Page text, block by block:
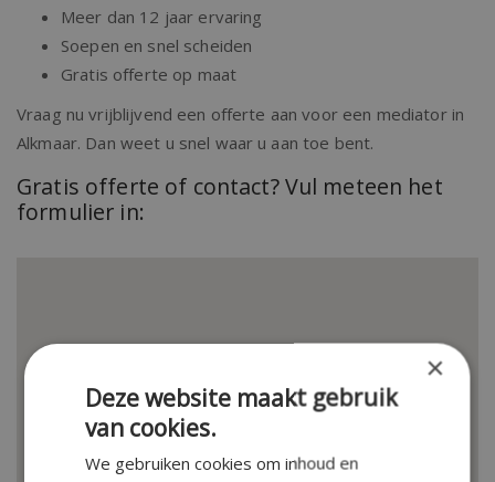
Meer dan 12 jaar ervaring
Soepen en snel scheiden
Gratis offerte op maat
Vraag nu vrijblijvend een offerte aan voor een mediator in
Alkmaar. Dan weet u snel waar u aan toe bent.
Gratis offerte of contact? Vul meteen het
formulier in:
×
Deze website maakt gebruik
van cookies.
We gebruiken cookies om inhoud en